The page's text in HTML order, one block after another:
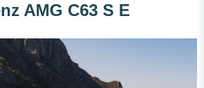
AMG C63 S E